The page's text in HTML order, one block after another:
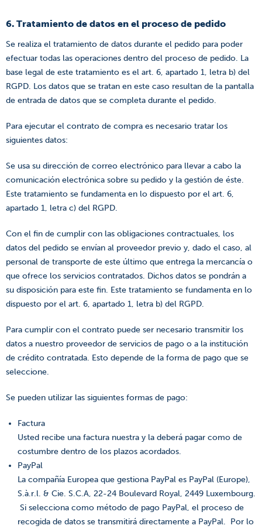
6. Tratamiento de datos en el proceso de pedido
Se realiza el tratamiento de datos durante el pedido para poder
efectuar todas las operaciones dentro del proceso de pedido. La
base legal de este tratamiento es el art. 6, apartado 1, letra b) del
RGPD. Los datos que se tratan en este caso resultan de la pantalla
de entrada de datos que se completa durante el pedido.
Para ejecutar el contrato de compra es necesario tratar los
siguientes datos:
Se usa su dirección de correo electrónico para llevar a cabo la
comunicación electrónica sobre su pedido y la gestión de éste.
Este tratamiento se fundamenta en lo dispuesto por el art. 6,
apartado 1, letra c) del RGPD.
Con el fin de cumplir con las obligaciones contractuales, los
datos del pedido se envían al proveedor previo y, dado el caso, al
personal de transporte de este último que entrega la mercancía o
que ofrece los servicios contratados. Dichos datos se pondrán a
su disposición para este fin. Este tratamiento se fundamenta en lo
dispuesto por el art. 6, apartado 1, letra b) del RGPD.
Para cumplir con el contrato puede ser necesario transmitir los
datos a nuestro proveedor de servicios de pago o a la institución
de crédito contratada. Esto depende de la forma de pago que se
seleccione.
Se pueden utilizar las siguientes formas de pago:
Factura
Usted recibe una factura nuestra y la deberá pagar como de
costumbre dentro de los plazos acordados.
PayPal
La compañía Europea que gestiona PayPal es PayPal (Europe),
S.à.r.l. & Cie. S.C.A, 22-24 Boulevard Royal, 2449 Luxembourg.
Si selecciona como método de pago PayPal, el proceso de
recogida de datos se transmitirá directamente a PayPal. Por lo